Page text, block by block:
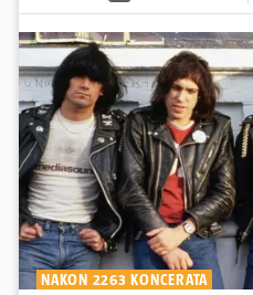
NAKON 2263 KONCERATA